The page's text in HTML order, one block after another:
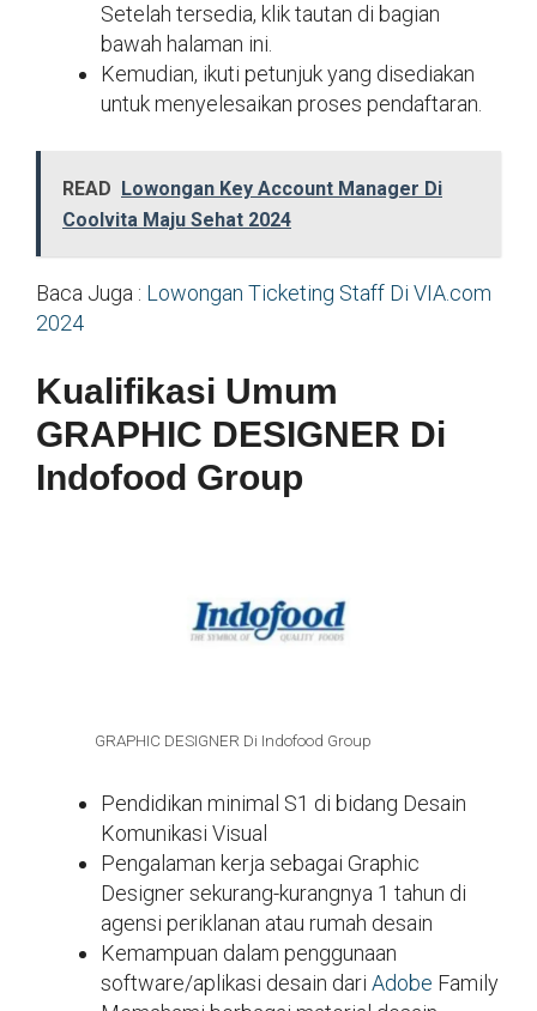
Setelah tersedia, klik tautan di bagian
bawah halaman ini.
Kemudian, ikuti petunjuk yang disediakan
untuk menyelesaikan proses pendaftaran.
READ
Lowongan Key Account Manager Di
Coolvita Maju Sehat 2024
Baca Juga : Lowongan Ticketing Staff Di VIA.com
2024
Kualifikasi Umum
GRAPHIC DESIGNER Di
Indofood Group
GRAPHIC DESIGNER Di Indofood Group
Pendidikan minimal S1 di bidang Desain
Komunikasi Visual
Pengalaman kerja sebagai Graphic
Designer sekurang-kurangnya 1 tahun di
agensi periklanan atau rumah desain
Kemampuan dalam penggunaan
software/aplikasi desain dari Adobe Family